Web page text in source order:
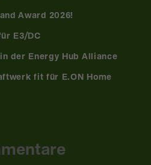
Award 2026!
E3/DC
der Energy Hub Alliance
fit für E.ON Home